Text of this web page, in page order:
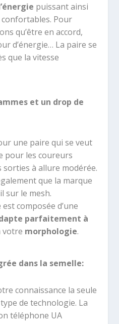
puissant ainsi
Pour
qu’être en accord,
d’énergie… La paire se
que la vitesse
et un drop de
une paire qui se veut
pour les coureurs
à allure modérée.
que la marque
sur le mesh.
est composée d’une
parfaitement à
morphologie.
dans la semelle:
connaissance la seule
de technologie. La
téléphone UA